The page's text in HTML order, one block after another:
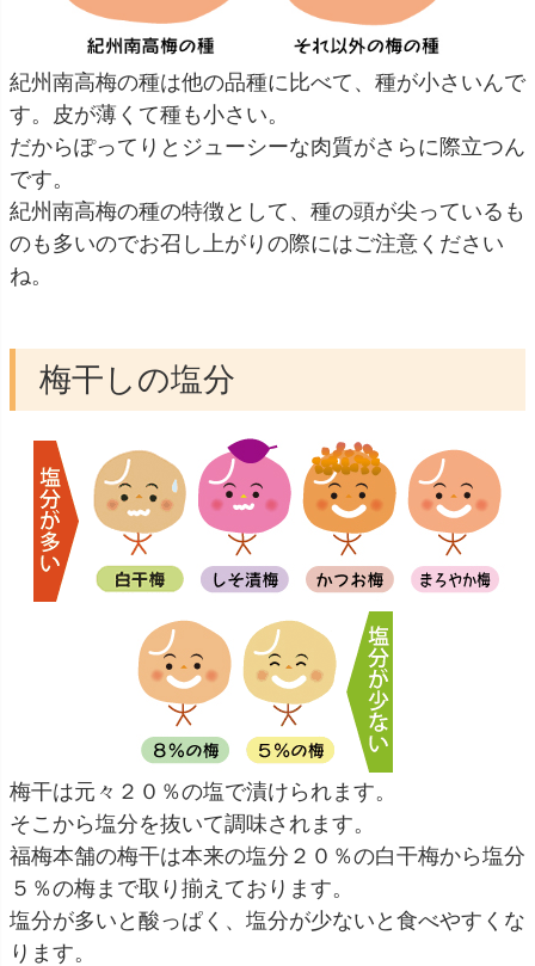
紀州南高梅の種は他の品種に比べて、種が小さいんで
す。皮が薄くて種も小さい。
だからぽってりとジューシーな肉質がさらに際立つん
です。
紀州南高梅の種の特徴として、種の頭が尖っているも
のも多いのでお召し上がりの際にはご注意ください
ね。
梅干しの塩分
梅干は元々２０％の塩で漬けられます。
そこから塩分を抜いて調味されます。
福梅本舗の梅干は本来の塩分２０％の白干梅から塩分
５％の梅まで取り揃えております。
塩分が多いと酸っぱく、塩分が少ないと食べやすくな
ります。